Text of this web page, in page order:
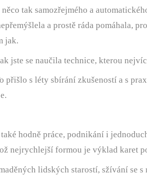
tak samozřejmého a
a prostě ráda pomáhala,
jak.
jste se naučila technice, kterou
přišlo s léty sbírání zkušeností a s
hodně práce, podnikání i
nejrychlejší formou je výklad karet
lidských starostí, sžívání se s